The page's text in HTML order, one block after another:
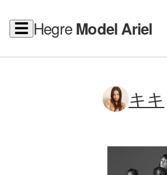
☰ HegreModel Ariel
キキ